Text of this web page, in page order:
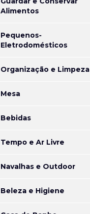
Alimentos
Pequenos-
Eletrodomésticos
Organização e Limpeza
Mesa
Bebidas
Tempo e Ar Livre
Navalhas e Outdoor
Beleza e Higiene